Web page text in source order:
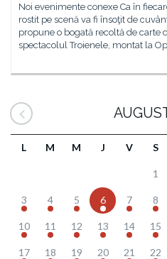
Noi evenimente conexe Ca în
rostit pe scenă va fi însoţit de
propune o bogată recoltă de carte
spectacolul Troienele, montat la
L M M J V S
1
3 4 5 6 7 8
10 11 12 13 14 15
17 18 19 20 21 22